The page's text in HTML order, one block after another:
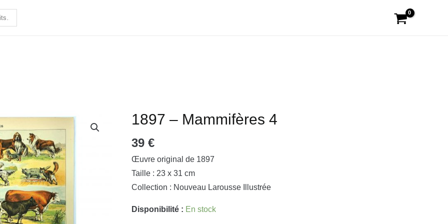
1897 – Mammifères 4
39€
Œuvre original de 1897
Taille : 23 x 31 cm
Collection : Nouveau Larousse Illustrée
Disponibilité : En stock
quantité
1897
-
Mammifères
4